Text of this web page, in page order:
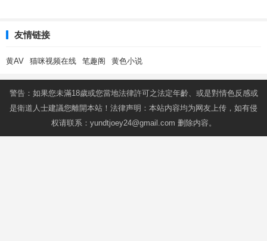
友情链接
黄AV 猫咪视频在线 笔趣阁 黄色小说
警告：如果您未滿18歲或您當地法律許可之法定年齡、或是對情色反感或
是衛道人士建議您離開本站！法律声明：本站内容均为网友上传，如有侵
权请联系： yundtjoey24@gmail.com 删除内容。